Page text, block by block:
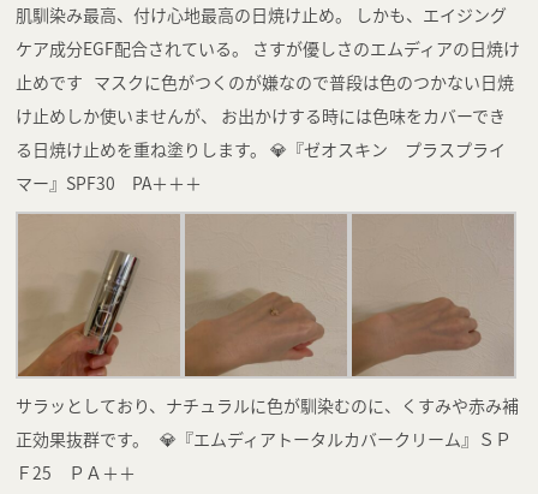
肌馴染み最高、付け心地最高の日焼け止め。 しかも、エイジング
ケア成分EGF配合されている。 さすが優しさのエムディアの日焼け
止めです マスクに色がつくのが嫌なので普段は色のつかない日焼
け止めしか使いませんが、 お出かけする時には色味をカバーでき
る日焼け止めを重ね塗りします。 💎『ゼオスキン プラスプライ
マー』SPF30 PA＋＋＋
サラッとしており、ナチュラルに色が馴染むのに、くすみや赤み補
正効果抜群です。 💎『エムディアトータルカバークリーム』ＳＰ
Ｆ25 ＰＡ＋＋